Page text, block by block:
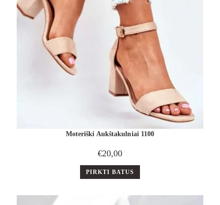
Moteriški Aukštakulniai 1100
€20,00
PIRKTI BATUS